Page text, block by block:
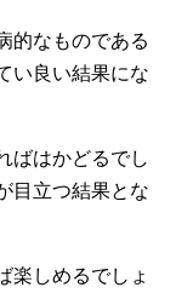
的なものである
い良い結果にな
ばはかどるでし
目立つ結果とな
楽しめるでしょ